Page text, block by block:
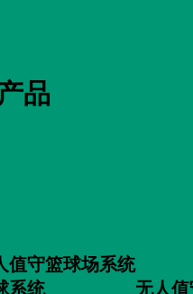
品
值守篮球场系统
系统 无人